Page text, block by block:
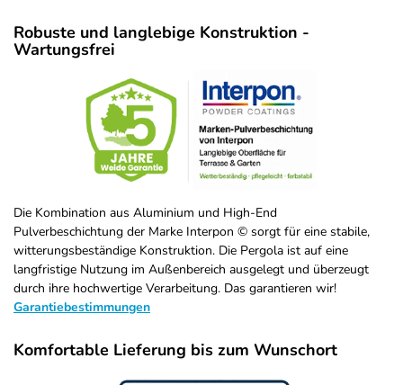
Robuste und langlebige Konstruktion -
Wartungsfrei
Die Kombination aus Aluminium und High-End
Pulverbeschichtung der Marke Interpon © sorgt für eine stabile,
witterungsbeständige Konstruktion. Die Pergola ist auf eine
langfristige Nutzung im Außenbereich ausgelegt und überzeugt
durch ihre hochwertige Verarbeitung. Das garantieren wir!
Garantiebestimmungen
Komfortable Lieferung bis zum Wunschort